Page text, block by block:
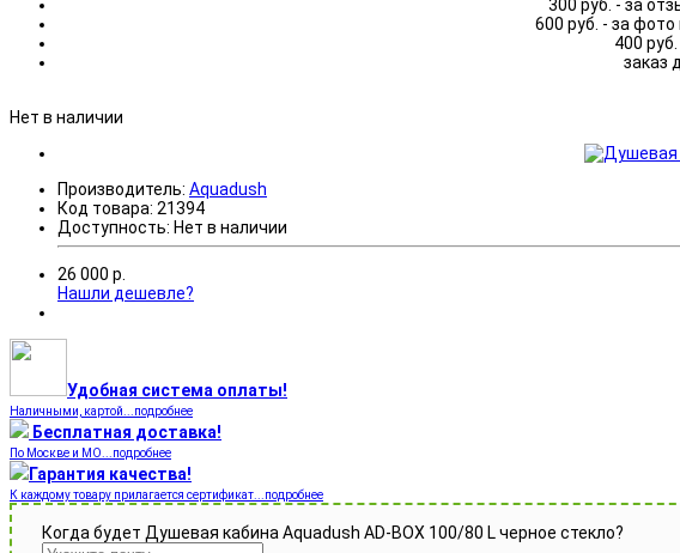
300 руб. - за
600 руб. - за
400
заказ
Нет в наличии
Производитель: Aquadush
Код товара: 21394
Доступность: Нет в наличии
26 000 р.
Нашли дешевле?
Удобная система оплаты!
Наличными, картой...подробнее
Бесплатная доставка!
По Москве и МО...подробнее
Гарантия качества!
К каждому товару прилагается сертификат...подробнее
Когда будет Душевая кабина Aquadush AD-BOX 100/80 L черное стекло?